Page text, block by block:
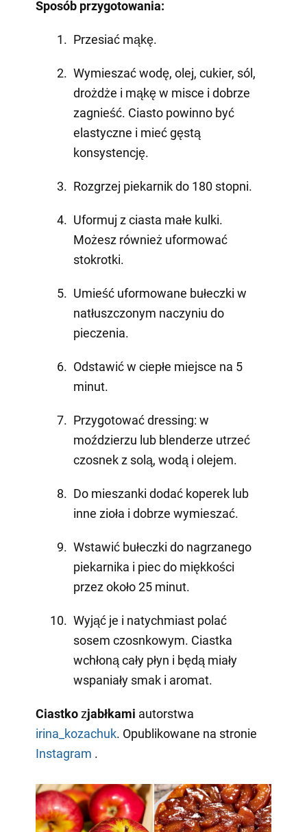
Sposób przygotowania:
Przesiać mąkę.
Wymieszać wodę, olej, cukier, sól,
drożdże i mąkę w misce i dobrze
zagnieść. Ciasto powinno być
elastyczne i mieć gęstą
konsystencję.
Rozgrzej piekarnik do 180 stopni.
Uformuj z ciasta małe kulki.
Możesz również uformować
stokrotki.
Umieść uformowane bułeczki w
natłuszczonym naczyniu do
pieczenia.
Odstawić w ciepłe miejsce na 5
minut.
Przygotować dressing: w
moździerzu lub blenderze utrzeć
czosnek z solą, wodą i olejem.
Do mieszanki dodać koperek lub
inne zioła i dobrze wymieszać.
Wstawić bułeczki do nagrzanego
piekarnika i piec do miękkości
przez około 25 minut.
Wyjąć je i natychmiast polać
sosem czosnkowym. Ciastka
wchłoną cały płyn i będą miały
wspaniały smak i aromat.
Ciastkozjabłkami autorstwa
irina_kozachuk. Opublikowane na stronie
Instagram .